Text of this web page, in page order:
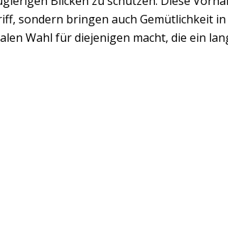
sondern bringen auch Gemütlichkeit in
Wahl für diejenigen macht, die ein